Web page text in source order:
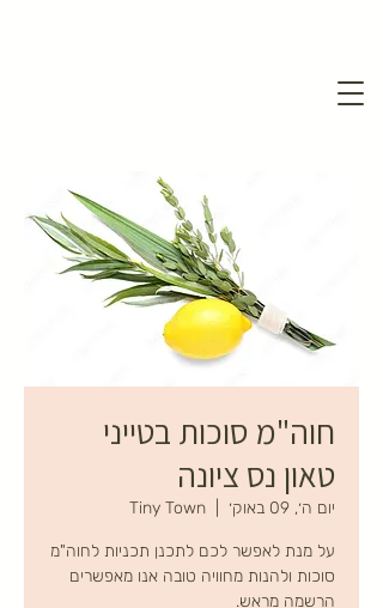
חוה"מ סוכות בטייני
טאון נס ציונה
יום ה׳, 09 באוק׳ Tiny Town
על מנת לאפשר לכם לתכנן תכניות לחוה"מ
סוכות ולהנות מחוויה טובה אנו מאפשרים